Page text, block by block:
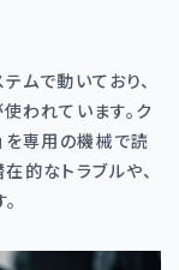
ムで動いており、
われています。ク
を専用の機械で読
的なトラブルや、